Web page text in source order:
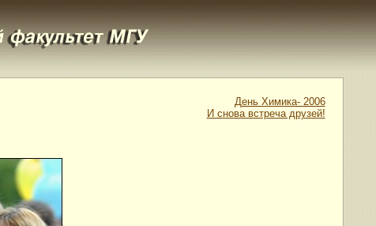
День Химика- 2006
И снова встреча друзей!